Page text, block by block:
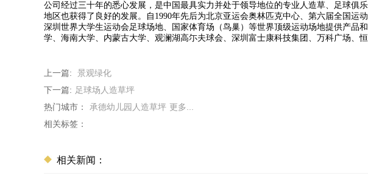
公司经过三十年的悉心发展，是中国最具实力并处于领导地位的专业人造草、足球
地区也获得了良好的发展。自1990年先后为北京亚运会奥林匹克中心、第六届全国运
深圳世界大学生运动会足球场地、国家体育场（鸟巢）等世界顶级运动场地提供产
学、海南大学、内蒙古大学、观澜湖高尓夫球会、深圳富士康科技集团、万科广场、
上一篇:
景观绿化
下一篇: 足球场人造草坪
热门城市：
承德幼儿园人造草坪 更多...
相关标签：
相关新闻：